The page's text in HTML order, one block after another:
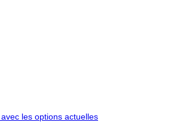
les options actuelles